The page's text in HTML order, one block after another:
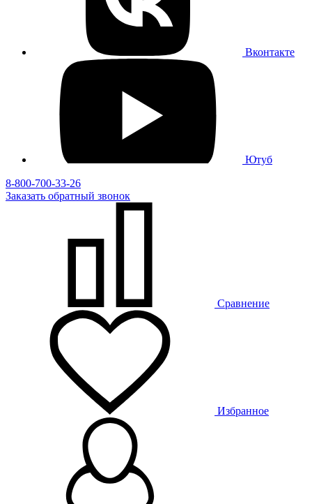
Вконтакте
Ютуб
8-800-700-33-26
Заказать обратный звонок
Сравнение
Избранное